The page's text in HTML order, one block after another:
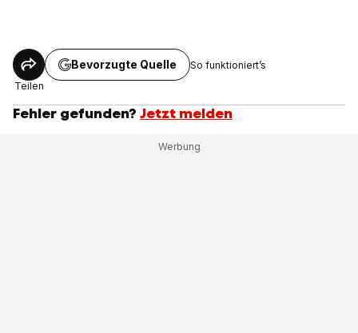
Teilen
Bevorzugte Quelle So funktioniert’s
Fehler gefunden? Jetzt melden